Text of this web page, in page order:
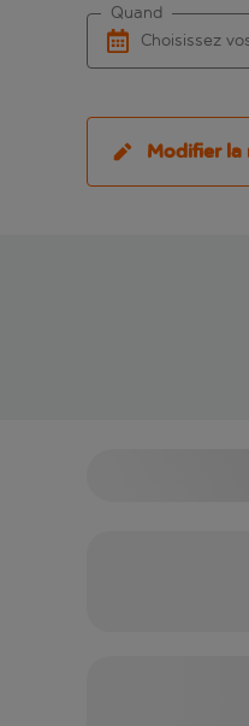
Choisissez
Quand
Modifier la